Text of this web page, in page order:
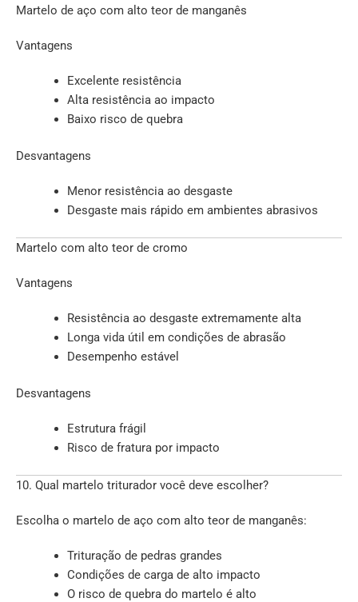
Martelo de aço com alto teor de manganês
Vantagens
Excelente resistência
Alta resistência ao impacto
Baixo risco de quebra
Desvantagens
Menor resistência ao desgaste
Desgaste mais rápido em ambientes abrasivos
Martelo com alto teor de cromo
Vantagens
Resistência ao desgaste extremamente alta
Longa vida útil em condições de abrasão
Desempenho estável
Desvantagens
Estrutura frágil
Risco de fratura por impacto
10. Qual martelo triturador você deve escolher?
Escolha o martelo de aço com alto teor de manganês:
Trituração de pedras grandes
Condições de carga de alto impacto
O risco de quebra do martelo é alto